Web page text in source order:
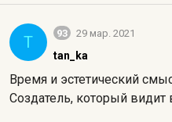
T 93 29 мар. 2021
tan_ka
Время и эстетический
Создатель, который видит